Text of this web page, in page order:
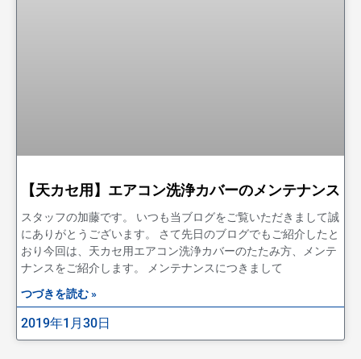
【天カセ用】エアコン洗浄カバーのメンテナンス
スタッフの加藤です。 いつも当ブログをご覧いただきまして誠
にありがとうございます。 さて先日のブログでもご紹介したと
おり今回は、天カセ用エアコン洗浄カバーのたたみ方、メンテ
ナンスをご紹介します。 メンテナンスにつきまして
つづきを読む »
2019年1月30日